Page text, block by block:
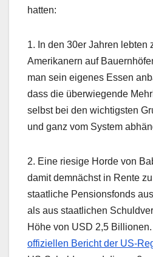
hatten:
1. In den 30er Jahren lebten
Amerikanern auf
man sein eigenes Essen
dass die überwiegende
selbst bei den wichtigsten
und ganz vom System
2. Eine riesige Horde von
damit demnächst in Rente
staatliche Pensionsfonds
als aus staatlichen
Höhe von USD 2,5 Billionen.
offiziellen Bericht der US-